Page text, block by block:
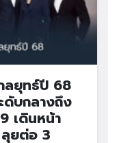
ลยุทธ์ปี 68
ดับกลางถึง
เดินหน้า
ยต่อ 3